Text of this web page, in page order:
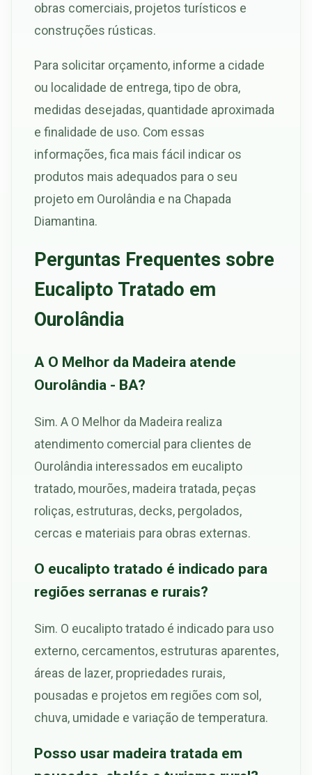
obras comerciais, projetos turísticos e
construções rústicas.
Para solicitar orçamento, informe a cidade
ou localidade de entrega, tipo de obra,
medidas desejadas, quantidade aproximada
e finalidade de uso. Com essas
informações, fica mais fácil indicar os
produtos mais adequados para o seu
projeto em Ourolândia e na Chapada
Diamantina.
Perguntas Frequentes sobre
Eucalipto Tratado em
Ourolândia
A O Melhor da Madeira atende
Ourolândia - BA?
Sim. A O Melhor da Madeira realiza
atendimento comercial para clientes de
Ourolândia interessados em eucalipto
tratado, mourões, madeira tratada, peças
roliças, estruturas, decks, pergolados,
cercas e materiais para obras externas.
O eucalipto tratado é indicado para
regiões serranas e rurais?
Sim. O eucalipto tratado é indicado para uso
externo, cercamentos, estruturas aparentes,
áreas de lazer, propriedades rurais,
pousadas e projetos em regiões com sol,
chuva, umidade e variação de temperatura.
Posso usar madeira tratada em